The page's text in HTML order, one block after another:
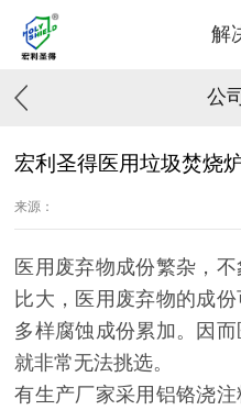
解
公
宏利圣得医用垃圾焚烧
来源：
医用废弃物成份繁杂，
比大，医用废弃物的成
多样腐蚀成份累加。因
就非常无法挑选。
有生产厂家采用铝铬浇